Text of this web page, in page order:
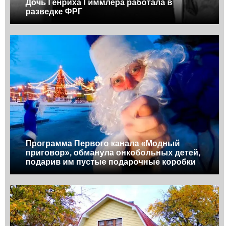
Дочь Генриха Гиммлера работала в
разведке ФРГ
Программа Первого канала «Модный
приговор», обманула онкобольных детей,
подарив им пустые подарочные коробки